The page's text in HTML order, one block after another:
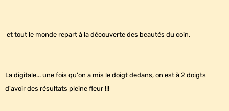
et tout le monde repart à la découverte des beautés du coin.
La digitale... une fois qu'on a mis le doigt dedans, on est à 2 doigts
d'avoir des résultats pleine fleur !!!